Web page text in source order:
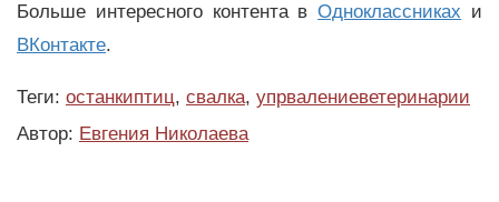
Больше интересного контента вОдноклассниках и
ВКонтакте.
Теги: останкиптиц, свалка, упрвалениеветеринарии
Автор: Евгения Николаева